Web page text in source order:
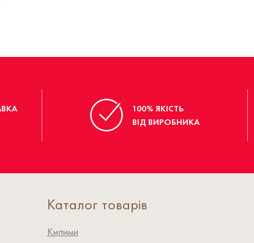
100% ЯКІСТЬ
ВІД ВИРОБНИКА
Каталог товарів
Килими